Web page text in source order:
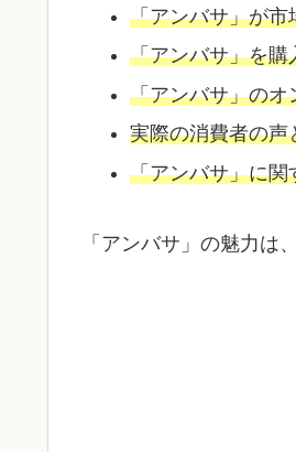
「アンバサ」が市
「アンバサ」を購
「アンバサ」のオ
実際の消費者の声
「アンバサ」に関
「アンバサ」の魅力は